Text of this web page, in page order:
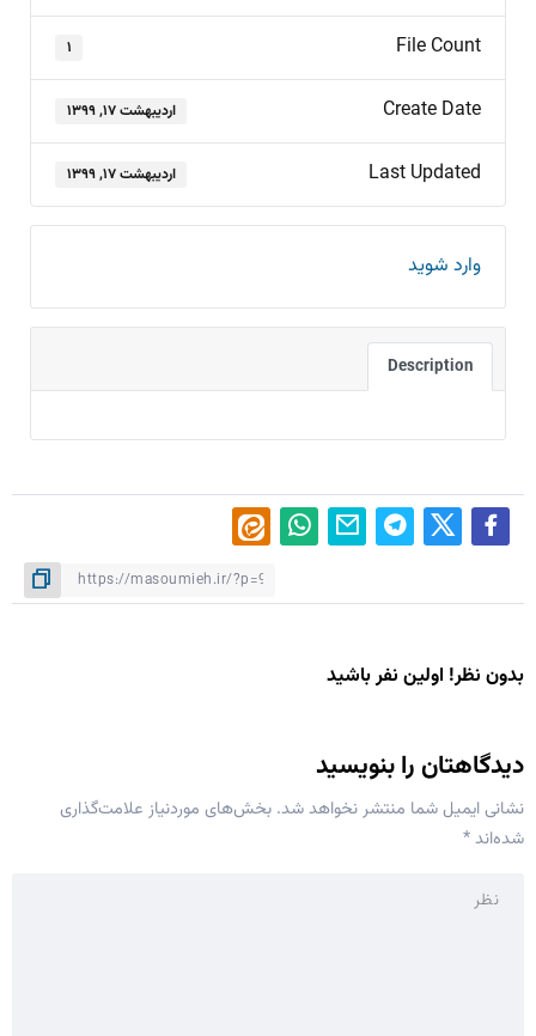
File Count ۱
Create Date اردیبهشت ۱۷, ۱۳۹۹
Last Updated اردیبهشت ۱۷, ۱۳۹۹
وارد شوید
Description
بدون نظر! اولین نفر باشید
دیدگاهتان را بنویسید
نشانی ایمیل شما منتشر نخواهد شد. بخش‌های موردنیاز علامت‌گذاری
شده‌اند*